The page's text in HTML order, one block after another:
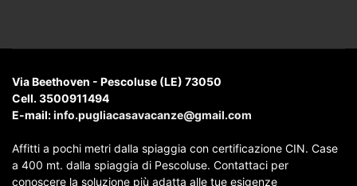
Via Beethoven - Pescoluse (LE) 73050
Cell. 3500911494
E-mail:info.pugliacasavacanze@gmail.com
Affitti a pochi metri dalla spiaggia con certificazione CIN. Case
a 400 mt. dalla spiaggia di Pescoluse. Contattaci per
conoscere la soluzione più adatta alle tue esigenze